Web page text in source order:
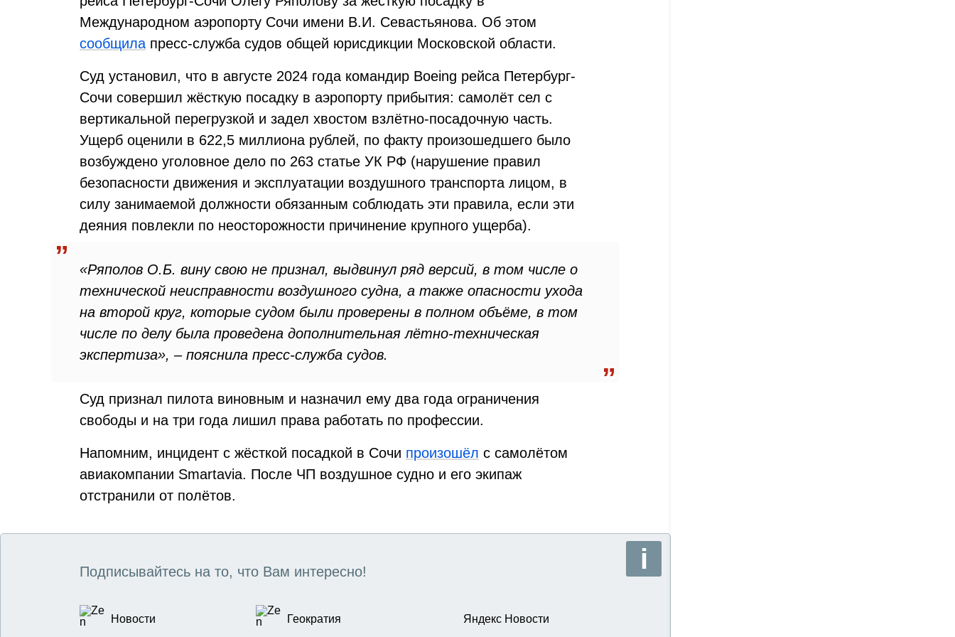
Международном аэропорту Сочи имени В.И. Севастьянова. Об этом
сообщила пресс-служба судов общей юрисдикции Московской области.
Суд установил, что в августе 2024 года командир Boeing рейса Петербург-
Сочи совершил жёсткую посадку в аэропорту прибытия: самолёт сел с
вертикальной перегрузкой и задел хвостом взлётно-посадочную часть.
Ущерб оценили в 622,5 миллиона рублей, по факту произошедшего было
возбуждено уголовное дело по 263 статье УК РФ (нарушение правил
безопасности движения и эксплуатации воздушного транспорта лицом, в
силу занимаемой должности обязанным соблюдать эти правила, если эти
деяния повлекли по неосторожности причинение крупного ущерба).
«Ряполов О.Б. вину свою не признал, выдвинул ряд версий, в том числе о
технической неисправности воздушного судна, а также опасности ухода
на второй круг, которые судом были проверены в полном объёме, в том
числе по делу была проведена дополнительная лётно-техническая
экспертиза», – пояснила пресс-служба судов.
Суд признал пилота виновным и назначил ему два года ограничения
свободы и на три года лишил права работать по профессии.
Напомним, инцидент с жёсткой посадкой в Сочи произошёл с самолётом
авиакомпании Smartavia. После ЧП воздушное судно и его экипаж
отстранили от полётов.
Подписывайтесь на то, что Вам интересно!
Новости Геократия Яндекс Новости